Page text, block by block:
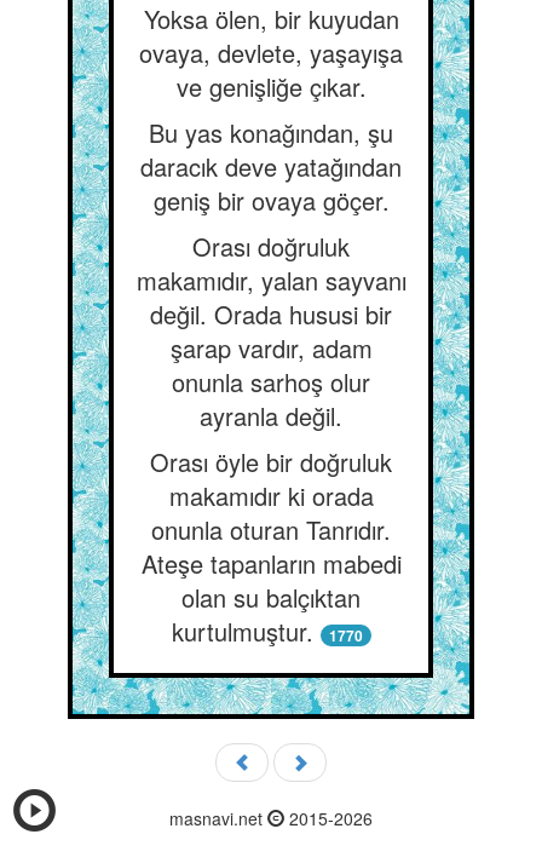
Yoksa ölen, bir kuyudan
ovaya, devlete, yaşayışa
ve genişliğe çıkar.
Bu yas konağından, şu
daracık deve yatağından
geniş bir ovaya göçer.
Orası doğruluk
makamıdır, yalan sayvanı
değil. Orada hususi bir
şarap vardır, adam
onunla sarhoş olur
ayranla değil.
Orası öyle bir doğruluk
makamıdır ki orada
onunla oturan Tanrıdır.
Ateşe tapanların mabedi
olan su balçıktan
kurtulmuştur.
1770
masnavi.net 2015-2026